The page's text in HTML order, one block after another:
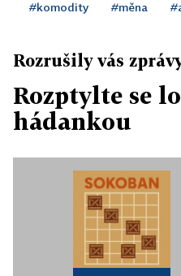
#komodity #měna
Rozrušily vás
Rozptylte se
hádankou